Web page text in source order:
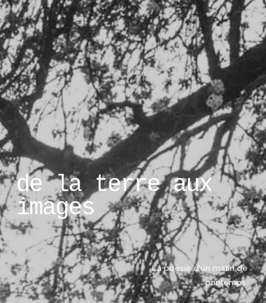
de la terre aux
images
La poésie d'un matin de
printemps.